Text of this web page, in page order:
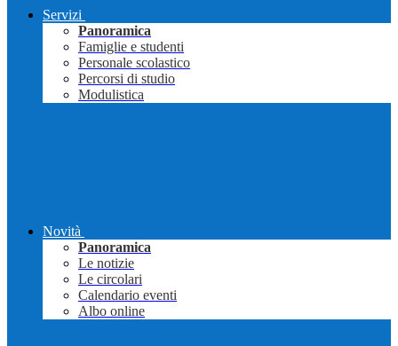
Servizi
Panoramica
Famiglie e studenti
Personale scolastico
Percorsi di studio
Modulistica
Novità
Panoramica
Le notizie
Le circolari
Calendario eventi
Albo online